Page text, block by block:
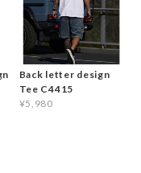
Back letter design
Tee C4415
¥5,980